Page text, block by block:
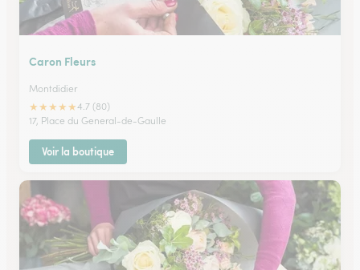
Caron Fleurs
Montdidier
★★★★★4.7 (80)
17, Place du General-de-Gaulle
Voir la boutique